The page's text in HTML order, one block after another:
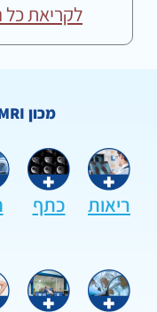
לקריאת כל
מכון MRI פרטי לכל צורך רפואי
ריאות כתף